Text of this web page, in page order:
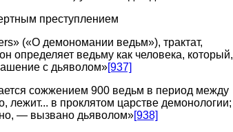
преступлением
(«О демономании ведьм»), трактат,
определяет ведьму как человека, который,
с дьяволом»[937]
сожжением 900 ведьм в период между
лежит... в проклятом царстве демонологии;
— вызвано дьяволом»[938]